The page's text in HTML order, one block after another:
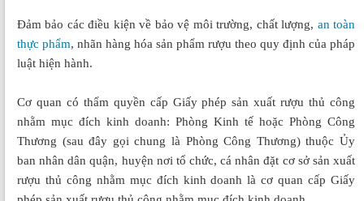
Đảm bảo các điều kiện về bảo vệ môi trường, chất lượng, an toàn
thực phẩm, nhãn hàng hóa sản phẩm rượu theo quy định của pháp
luật hiện hành.
Cơ quan có thẩm quyền cấp Giấy phép sản xuất rượu thủ công
nhằm mục đích kinh doanh: Phòng Kinh tế hoặc Phòng Công
Thương (sau đây gọi chung là Phòng Công Thương) thuộc Ủy
ban nhân dân quận, huyện nơi tổ chức, cá nhân đặt cơ sở sản xuất
rượu thủ công nhằm mục đích kinh doanh là cơ quan cấp Giấy